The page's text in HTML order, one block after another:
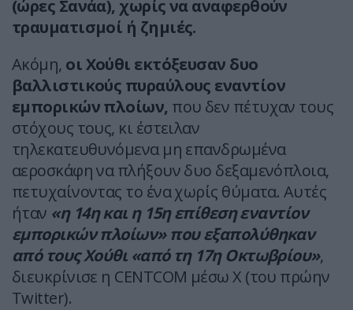
(ώρες Σανάα), χωρίς να αναφερθούν
τραυματισμοί ή ζημιές.
Ακόμη, οι Χούθι εκτόξευσαν δυο
βαλλιστικούς πυραύλους εναντίον
εμπορικών πλοίων, που δεν πέτυχαν τους
στόχους τους, κι έστειλαν
τηλεκατευθυνόμενα μη επανδρωμένα
αεροσκάφη να πλήξουν δυο δεξαμενόπλοια,
πετυχαίνοντας το ένα χωρίς θύματα. Αυτές
ήταν «η 14η και η 15η επίθεση εναντίον
εμπορικών πλοίων» που εξαπολύθηκαν
από τους Χούθι «από τη 17η Οκτωβρίου»,
διευκρίνισε η CENTCOM μέσω X (του πρώην
Twitter).